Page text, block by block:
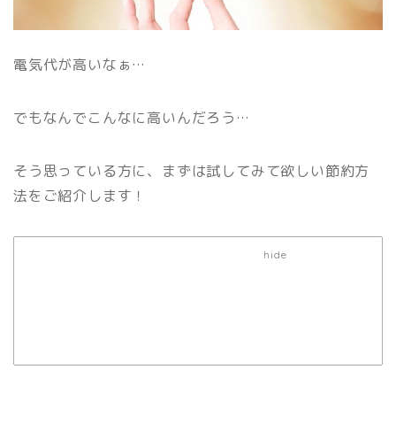
電気代が高いなぁ…
でもなんでこんなに高いんだろう…
そう思っている方に、まずは試してみて欲しい節約方
法をご紹介します！
hide